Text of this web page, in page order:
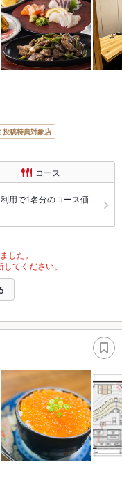
投稿特典対象店
コース
用で1名分のコース価
した。
てください。